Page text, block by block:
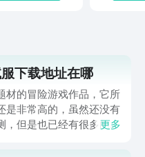
下载地址在哪
材的冒险游戏作品，它所
是非常高的，虽然还没有
，但是也已经有很多的朋
更多